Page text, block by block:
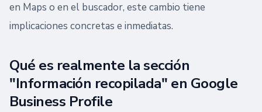
en Maps o en el buscador, este cambio tiene
implicaciones concretas e inmediatas.
Qué es realmente la sección
"Información recopilada" en Google
Business Profile